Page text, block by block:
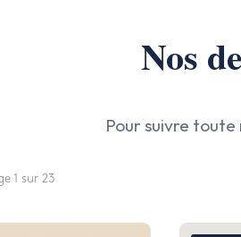
Nos
Pour suivre
1 sur 23